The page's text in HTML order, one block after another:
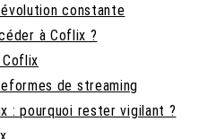
constante
à Coflix ?
de streaming
: pourquoi rester vigilant ?